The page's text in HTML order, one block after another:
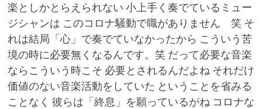
楽としかとらえられない 小上手く奏でているミュー
ジシャンは このコロナ騒動で職がありません 笑 そ
れは結局「心」で奏でていなかったから こういう苦
境の時に必要無くなるんです。笑 だって必要な音楽
ならこういう時こそ 必要とされるんだよね それだけ
価値のない音楽活動をしていた ということを省みる
ことなく 彼らは「終息」を願っているがね コロナな